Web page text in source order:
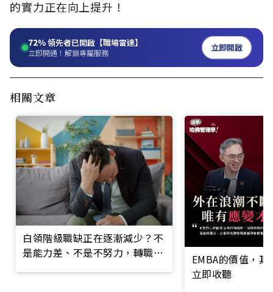
的實力正在向上提升！
72%領先者已開啟【職場雷達】
立即開通！解鎖專屬服務 立即開啟
相關文章
白領階級職缺正在逐漸減少？不
是能力差、不是不努力，轉職殘
EMBA的價值，
立即收聽